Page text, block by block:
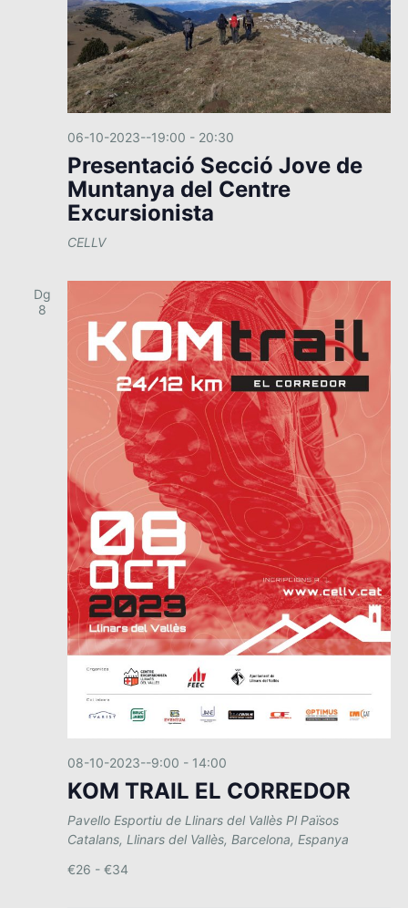
06-10-2023--19:00 - 20:30
Presentació Secció Jove de
Muntanya del Centre
Excursionista
CELLV
Dg
8
08-10-2023--9:00 - 14:00
KOM TRAIL EL CORREDOR
Pavello Esportiu de Llinars del Vallès Pl Països
Catalans, Llinars del Vallès, Barcelona, Espanya
€26 - €34